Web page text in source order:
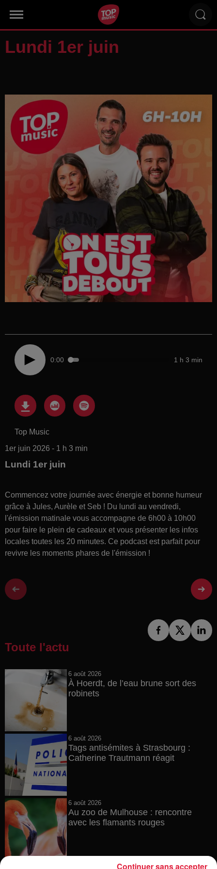
Lundi 1er juin
0:00 1 h 3 min
Top Music
1er juin 2026 - 1 h 3 min
Lundi 1er juin
Commencez votre journée avec énergie et bonne humeur
grâce à Jules, Aurèle et Seb ! Du lundi au vendredi,
l'émission matinale vous accompagne de 6h00 à 10h00
pour faire le plein de cadeaux et vous présenter les infos
locales toutes les 20 minutes. Ce podcast est parfait pour
revivre les moments phares de l'émission !
Toute l'actu
6 août 2026
À Hoerdt, de l’eau brune sort des
robinets
6 août 2026
Tags antisémites à Strasbourg :
Catherine Trautmann réagit
6 août 2026
Au zoo de Mulhouse : rencontre
avec les flamants rouges
Continuer sans accepter